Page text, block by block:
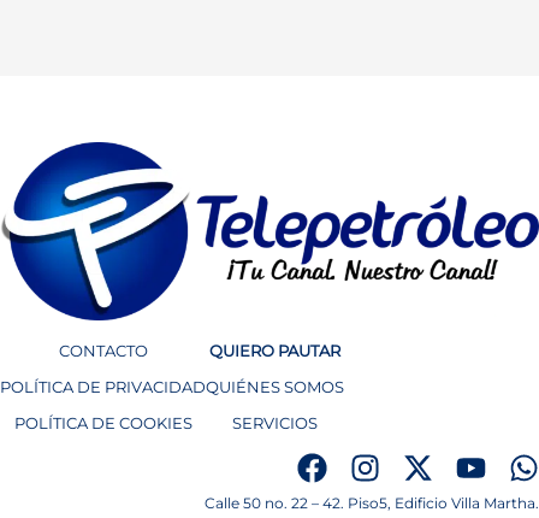
CONTACTO
POLÍTICA DE PRIVACIDAD
POLÍTICA DE COOKIES
QUIERO PAUTAR
QUIÉNES SOMOS
SERVICIOS
Calle 50 no. 22 – 42. Piso5, Edificio Villa Martha.